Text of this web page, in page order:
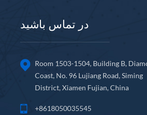
در تماس باشید
Room 1503-1504, Building B,
Coast, No. 96 Lujiang Road, Siming
District, Xiamen Fujian, China
+8618050035545